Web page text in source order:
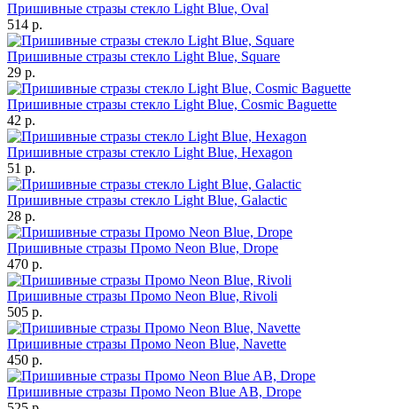
Пришивные стразы стекло Light Blue, Oval
514 р.
Пришивные стразы стекло Light Blue, Square
29 р.
Пришивные стразы стекло Light Blue, Cosmic Baguette
42 р.
Пришивные стразы стекло Light Blue, Hexagon
51 р.
Пришивные стразы стекло Light Blue, Galactic
28 р.
Пришивные стразы Промо Neon Blue, Drope
470 р.
Пришивные стразы Промо Neon Blue, Rivoli
505 р.
Пришивные стразы Промо Neon Blue, Navette
450 р.
Пришивные стразы Промо Neon Blue AB, Drope